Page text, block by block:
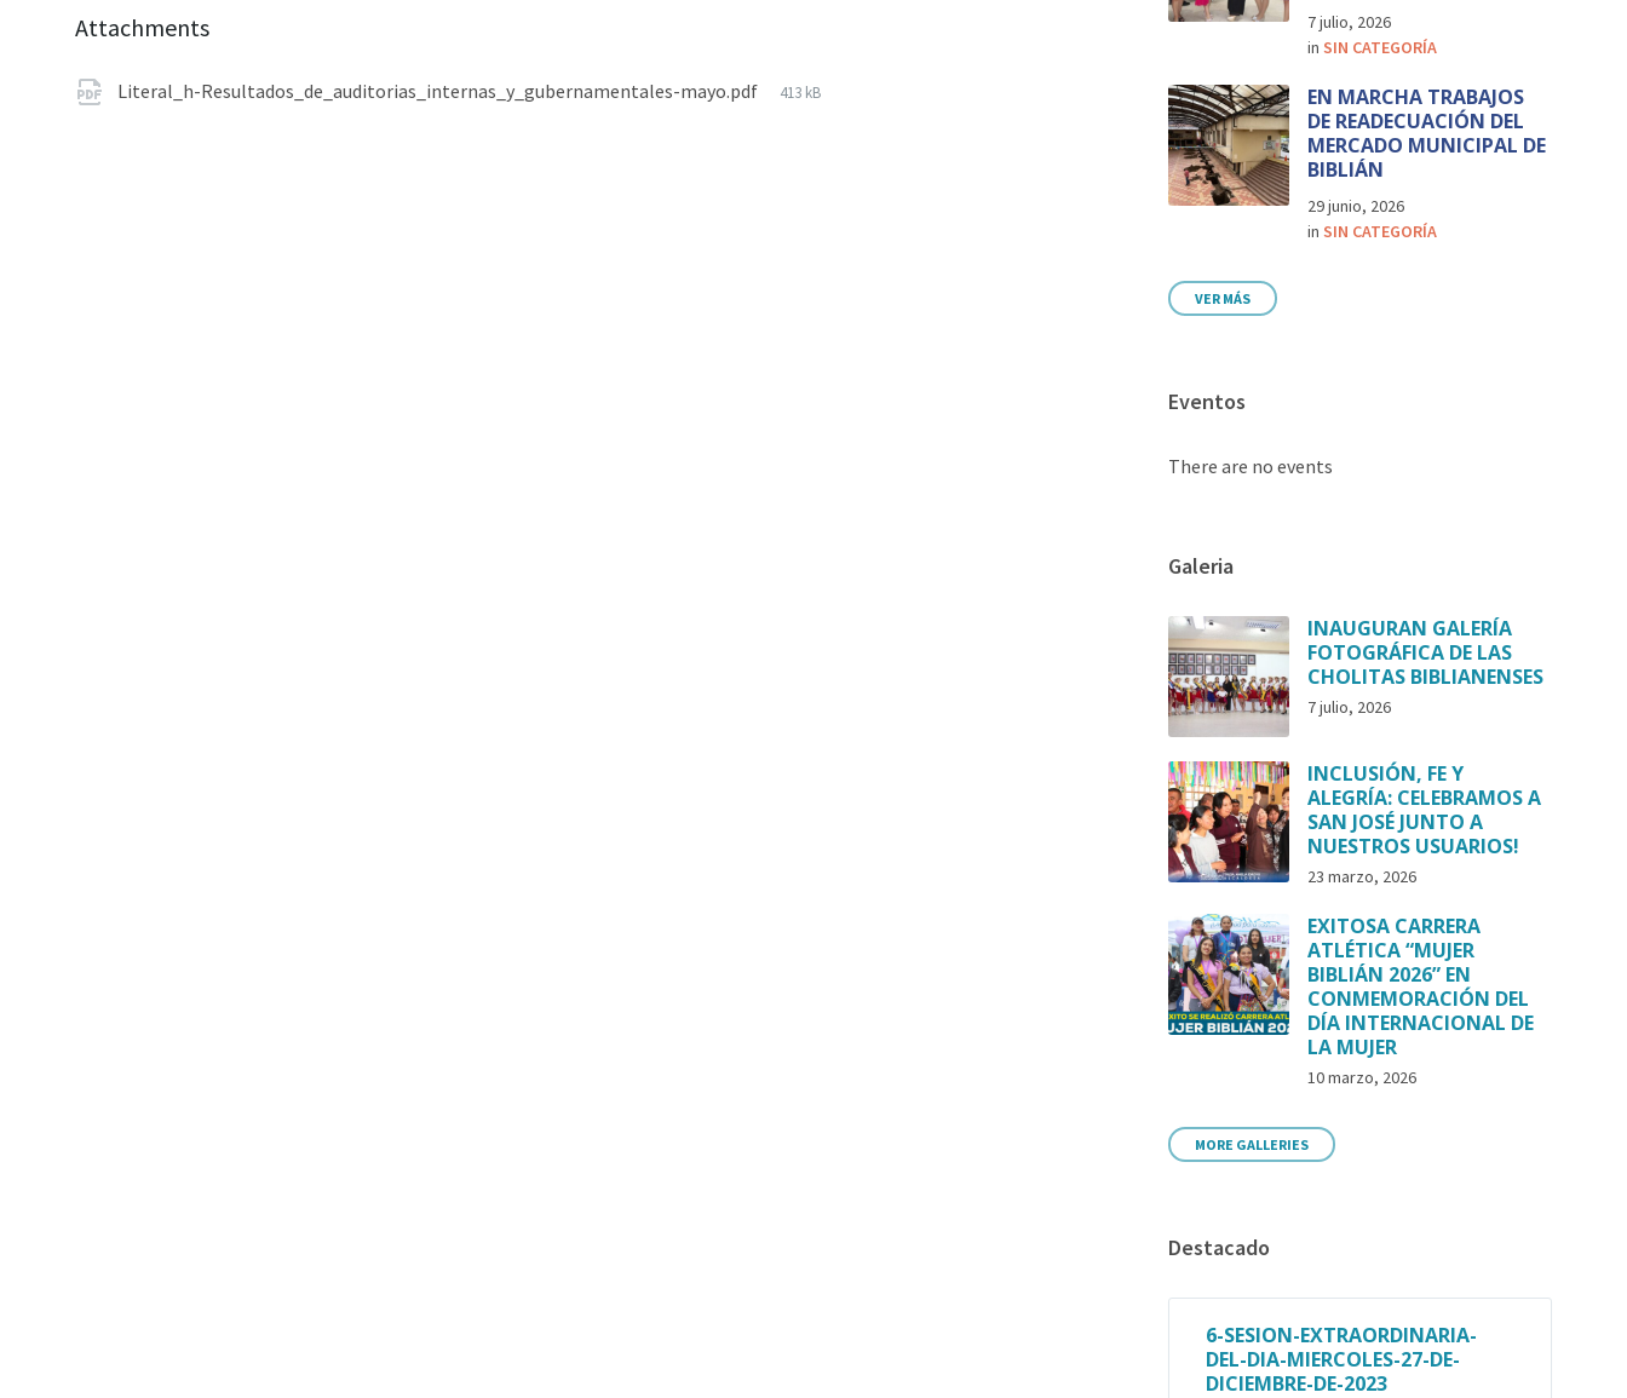
Attachments
Literal_h-Resultados_de_auditorias_internas_y_gubernamentales-mayo.pdf 413 kB
7 julio, 2026
inSIN CATEGORÍA
EN MARCHA TRABAJOS
DE READECUACIÓN DEL
MERCADO MUNICIPAL DE
BIBLIÁN
29 junio, 2026
inSIN CATEGORÍA
VER MÁS
Eventos
There are no events
Galeria
INAUGURAN GALERÍA
FOTOGRÁFICA DE LAS
CHOLITAS BIBLIANENSES
7 julio, 2026
INCLUSIÓN, FE Y
ALEGRÍA: CELEBRAMOS A
SAN JOSÉ JUNTO A
NUESTROS USUARIOS!
23 marzo, 2026
EXITOSA CARRERA
ATLÉTICA “MUJER
BIBLIÁN 2026” EN
CONMEMORACIÓN DEL
DÍA INTERNACIONAL DE
LA MUJER
10 marzo, 2026
MORE GALLERIES
Destacado
6-SESION-EXTRAORDINARIA-
DEL-DIA-MIERCOLES-27-DE-
DICIEMBRE-DE-2023